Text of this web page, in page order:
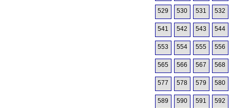
529 530 531 532
541 542 543 544
553 554 555 556
565 566 567 568
577 578 579 580
589 590 591 592